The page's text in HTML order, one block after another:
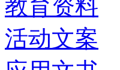
教育资料
活动文案